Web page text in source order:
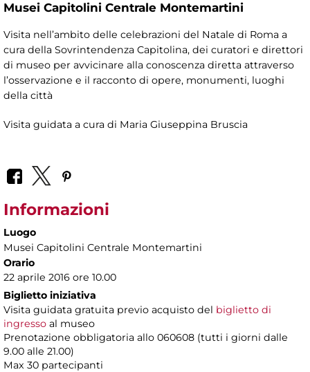
Musei Capitolini Centrale Montemartini
Visita nell’ambito delle celebrazioni del Natale di Roma a
cura della Sovrintendenza Capitolina, dei curatori e direttori
di museo per avvicinare alla conoscenza diretta attraverso
l’osservazione e il racconto di opere, monumenti, luoghi
della città
Visita guidata a cura di Maria Giuseppina Bruscia
Informazioni
Luogo
Musei Capitolini Centrale Montemartini
Orario
22 aprile 2016 ore 10.00
Biglietto iniziativa
Visita guidata gratuita previo acquisto del biglietto di
ingresso al museo
Prenotazione obbligatoria allo 060608 (tutti i giorni dalle
9.00 alle 21.00)
Max 30 partecipanti